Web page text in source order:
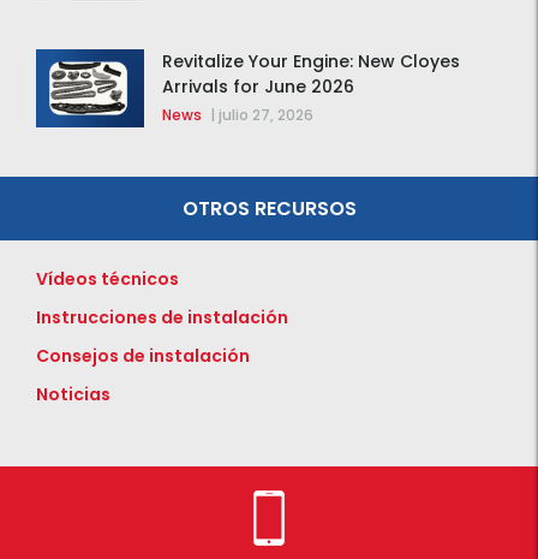
Revitalize Your Engine: New Cloyes
Arrivals for June 2026
News | julio 27, 2026
OTROS RECURSOS
Vídeos técnicos
Instrucciones de instalación
Consejos de instalación
Noticias